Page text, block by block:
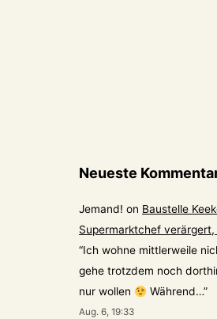
Neueste
Jemand! on Baustelle
Supermarktchef
“Ich wohne mittlerweile
gehe trotzdem noch
nur wollen
Während…”
Aug. 6, 19:33